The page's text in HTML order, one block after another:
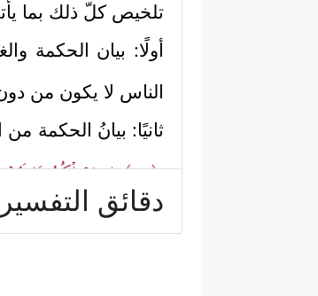
تلخيص كلّ ذلك بما
أولًا: بيان الحكمة
الناس لا يكون من
ثانيًا: بيانُ الحكمة
﴿٣٦﴾
إِن یَسۡـَٔلۡكُمُوهَا
نَّفۡسِهِۦۚ وَٱللَّهُ ٱلۡغَنِیُّ وَأَنتُمُ
دقائق التفسير